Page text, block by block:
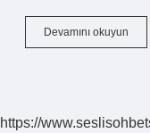
Devamını okuyun
https://